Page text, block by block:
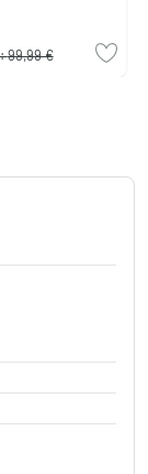
99,99 €